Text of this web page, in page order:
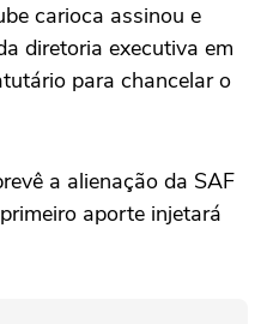
carioca assinou e
diretoria executiva em
para chancelar o
a alienação da SAF
aporte injetará